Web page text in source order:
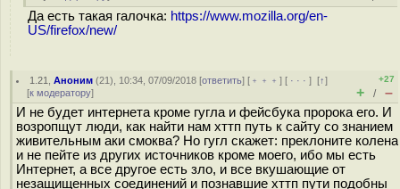
Да есть такая галочка: https://www.mozilla.org/en-
US/firefox/new/
1.21 ,Аноним (21), 10:34, 07/09/2018 [ответить] [ ﹢﹢﹢] [ · · ·][↑]
[к модератору]
+27
+ / –
И не будет интернета кроме гугла и фейсбука пророка его. И
возропщут люди, как найти нам хттп путь к сайту со знанием
живительным аки смоква? Но гугл скажет: преклоните колена
и не пейте из других источников кроме моего, ибо мы есть
Интернет, а все другое есть зло, и все вкушающие от
незащищенных соединений и познавшие хттп пути подобны